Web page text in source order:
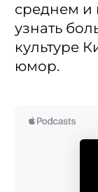
среднем и
узнать
культуре
юмор.